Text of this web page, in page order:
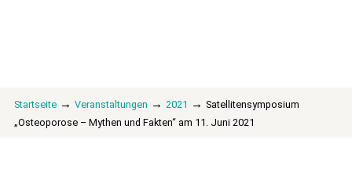
Startseite → Veranstaltungen → 2021 → Satellitensymposium
„Osteoporose – Mythen und Fakten“ am 11. Juni 2021